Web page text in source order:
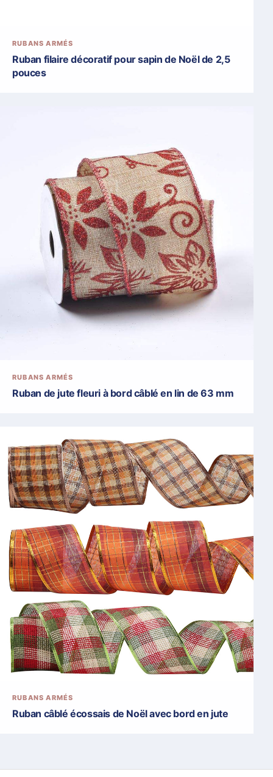
RUBANS ARMÉS
Ruban filaire décoratif pour sapin de Noël de 2,5
pouces
RUBANS ARMÉS
Ruban de jute fleuri à bord câblé en lin de 63 mm
RUBANS ARMÉS
Ruban câblé écossais de Noël avec bord en jute